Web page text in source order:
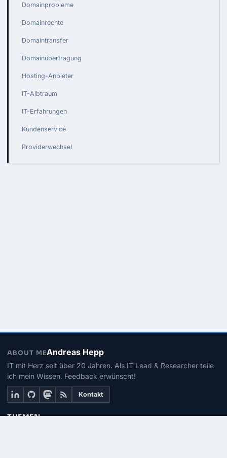
Domainprobleme
Domainrechte
Domaintransfer
Domainübertragung
Hosting-Anbieter
IT-Albtraum
IT-Erfahrungen
Kundenservice
Providerwechsel
ABOUT MEAndreas Hepp
IT mit Herz seit über 20 Jahren. Als IT Lead & Researcher teile
ich mein Wissen. Feedback erwünscht!
Kontakt
THEMEN